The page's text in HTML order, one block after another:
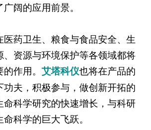
阔的应用前景。
药卫生、粮食与食品安全、生
、资源与环境保护等各领域都将
作用。 艾塔科仪也将在产品的
夫，积极参与，做创新开拓的
命科学研究的快速增长，与科研
科学的巨大飞跃。